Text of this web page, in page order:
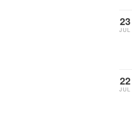
23
JUL
22
JUL